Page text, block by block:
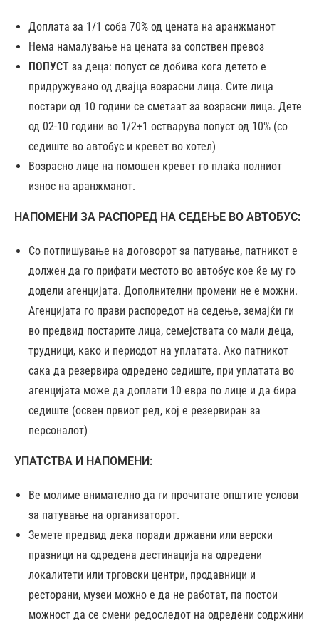
Доплата за 1/1 соба 70% од цената на аранжманот
Нема намалување на цената за сопствен превоз
ПОПУСТ за деца: попуст се добива кога детето е
придружувано од двајца возрасни лица. Сите лица
постари од 10 години се сметаат за возрасни лица. Дете
од 02-10 години во 1/2+1 остварува попуст од 10% (со
седиште во автобус и кревет во хотел)
Возрасно лице на помошен кревет го плаќа полниот
износ на аранжманот.
НАПОМЕНИ ЗА РАСПОРЕД НА СЕДЕЊЕ ВО АВТОБУС:
Со потпишување на договорот за патување, патникот е
должен да го прифати местото во автобус кое ќе му го
додели агенцијата. Дополнителни промени не е можни.
Агенцијата го прави распоредот на седење, земајќи ги
во предвид постарите лица, семејствата со мали деца,
трудници, како и периодот на уплатата. Ако патникот
сака да резервира одредено седиште, при уплатата во
агенцијата може да доплати 10 евра по лице и да бира
седиште (освен првиот ред, кој е резервиран за
персоналот)
УПАТСТВА И НАПОМЕНИ:
Ве молиме внимателно да ги прочитате општите услови
за патување на организаторот.
Земете предвид дека поради државни или верски
празници на одредена дестинација на одредени
локалитети или трговски центри, продавници и
ресторани, музеи можно е да не работат, па постои
можност да се смени редоследот на одредени содржини